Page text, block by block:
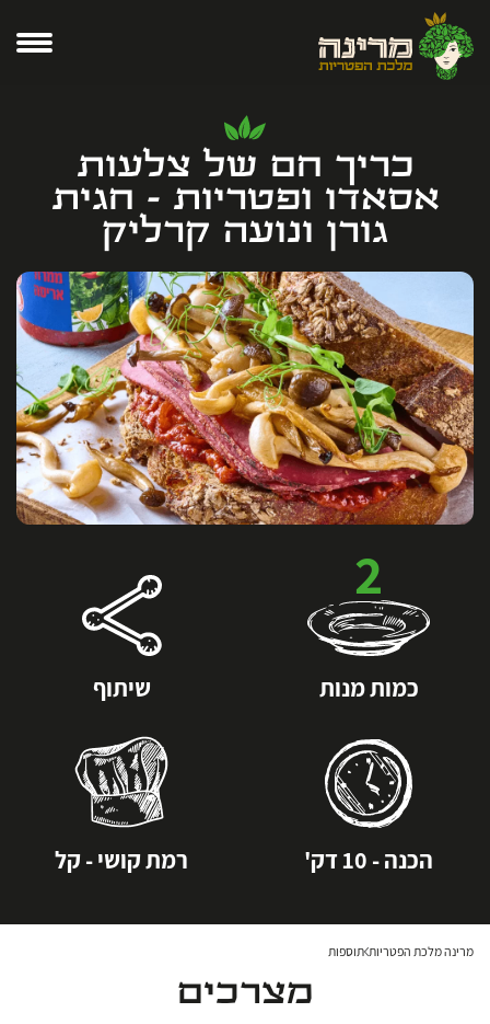
כריך חם של צלעות
אסאדו ופטריות - חגית
גורן ונועה קרליק
הכנה - 10 דק' רמת קושי - קל
2
כמות מנות שיתוף
מרינה מלכת הפטריות תוספות
מצרכים